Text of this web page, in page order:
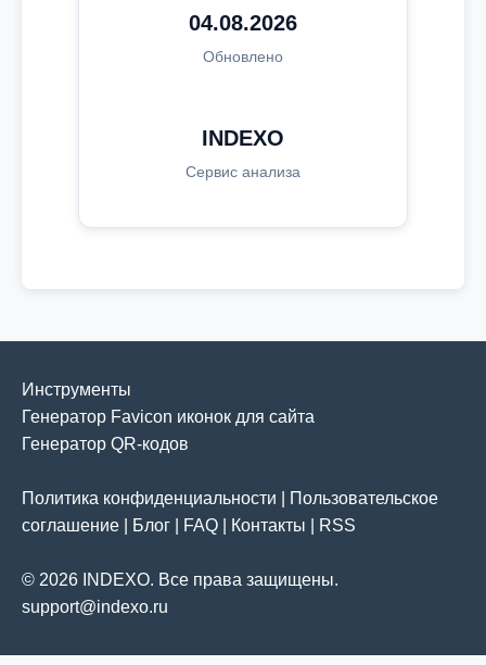
04.08.2026
Обновлено
INDEXO
Сервис анализа
Инструменты
Генератор Favicon иконок для сайта
Генератор QR-кодов
Политика конфиденциальности
Пользовательское
соглашение
Блог FAQ Контакты RSS
© 2026 INDEXO. Все права защищены.
support@indexo.ru